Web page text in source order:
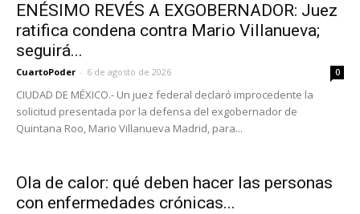
ENÉSIMO REVÉS A EXGOBERNADOR: Juez
ratifica condena contra Mario Villanueva;
seguirá...
CuartoPoder - 6 de agosto de 2026 0
CIUDAD DE MÉXICO.- Un juez federal declaró improcedente la
solicitud presentada por la defensa del exgobernador de
Quintana Roo, Mario Villanueva Madrid, para...
Ola de calor: qué deben hacer las personas
con enfermedades crónicas...